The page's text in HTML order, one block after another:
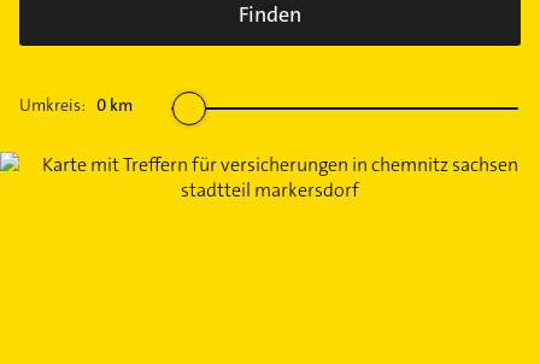
Finden
Umkreis: 0 km